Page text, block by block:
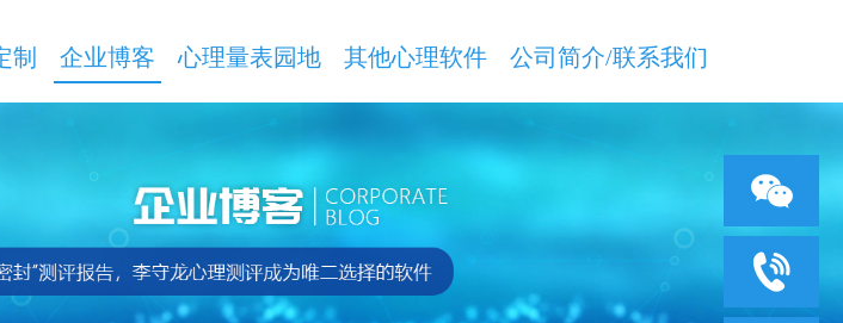
制 企业博客 心理量表园地 其他心理软件 公司简介/联系我们
技术咨询：